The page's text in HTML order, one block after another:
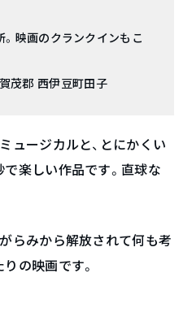
映画のクランクインもこ
賀茂郡 西伊豆町田子
ュージカルと、とにかくい
楽しい作品です。直球な
らみから解放されて何も考
の映画です。